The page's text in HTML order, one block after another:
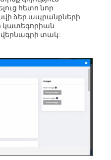
հետո նոր
ձեր ապրանքների
կատեգորիան
վերնագրի տակ: